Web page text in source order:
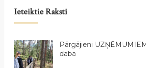
Ieteiktie Raksti
Pārgājieni
dabā